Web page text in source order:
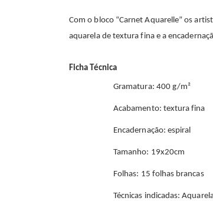
Com o bloco “Carnet Aquarelle” os
aquarela de textura fina e a
Ficha Técnica
Gramatura: 400 g/m²
Acabamento: textura fina
Encadernação: espiral
Tamanho: 19x20cm
Folhas: 15 folhas brancas
Técnicas indicadas: